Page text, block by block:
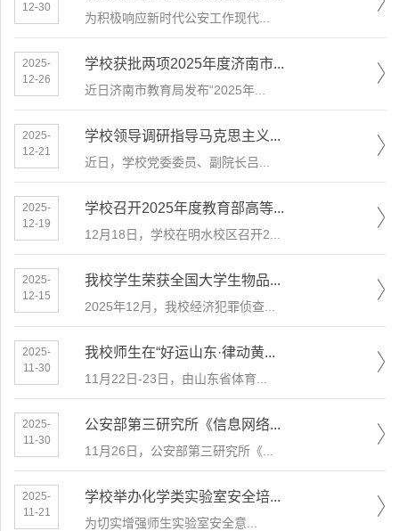
12-30
为积极响应新时代公安工作现代...
2025-
12-26
学校获批两项2025年度济南市...
近日济南市教育局发布“2025年...
2025-
12-21
学校领导调研指导马克思主义...
近日，学校党委委员、副院长吕...
2025-
12-19
学校召开2025年度教育部高等...
12月18日，学校在明水校区召开2...
2025-
12-15
我校学生荣获全国大学生物品...
2025年12月，我校经济犯罪侦查...
2025-
11-30
我校师生在“好运山东·律动黄...
​11月22日-23日，由山东省体育...
2025-
11-30
公安部第三研究所《信息网络...
11月26日，公安部第三研究所《...
2025-
11-21
学校举办化学类实验室安全培...
​为切实增强师生实验室安全意...